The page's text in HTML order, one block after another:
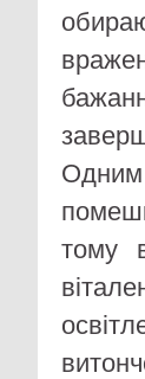
Одним
тому